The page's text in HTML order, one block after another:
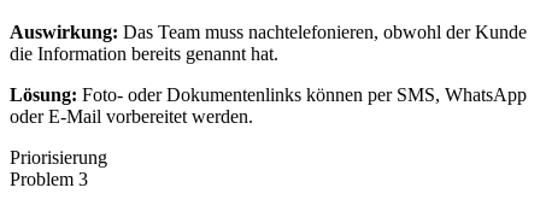
Auswirkung: Das Team muss nachtelefonieren, obwohl der Kunde
die Information bereits genannt hat.
Lösung: Foto- oder Dokumentenlinks können per SMS, WhatsApp
oder E-Mail vorbereitet werden.
Priorisierung
Problem 3